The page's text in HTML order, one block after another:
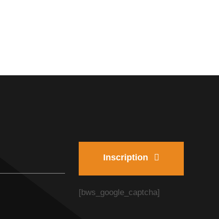
Inscription
[bws_google_captcha]